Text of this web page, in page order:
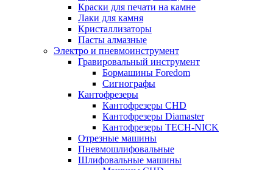
Краски для печати на камне
Лаки для камня
Кристаллизаторы
Пасты алмазные
Электро и пневмоинструмент
Гравировальный инструмент
Бормашины Foredom
Сигнографы
Кантофрезеры
Кантофрезеры CHD
Кантофрезеры Diamaster
Кантофрезеры TECH-NICK
Отрезные машины
Пневмошлифовальные
Шлифовальные машины